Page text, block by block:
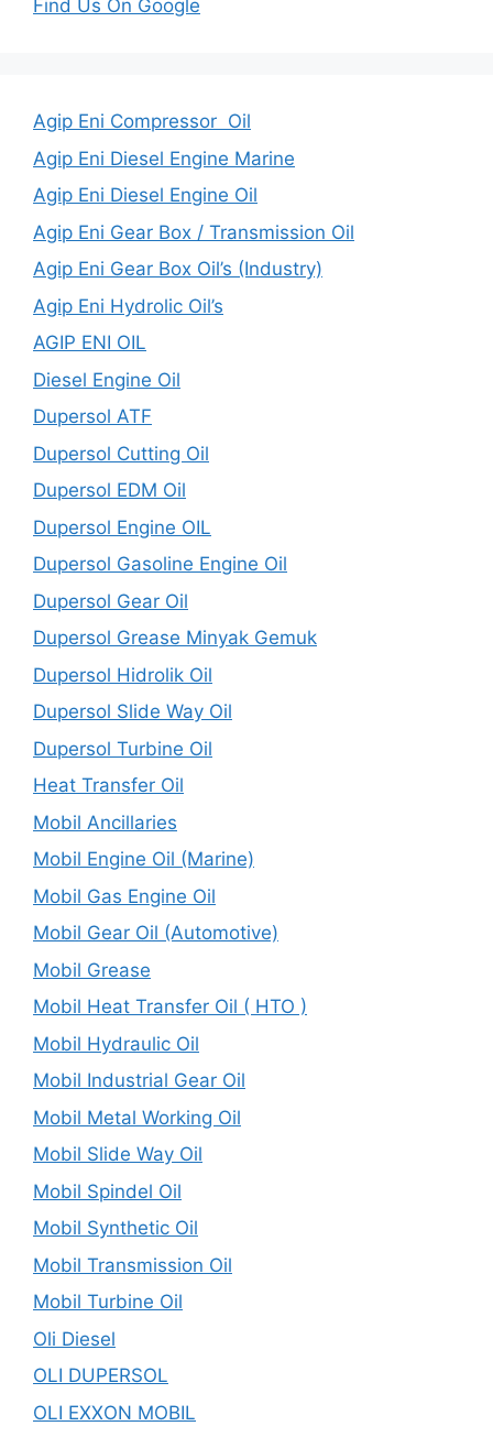
Find Us On Google
Agip Eni Compressor Oil
Agip Eni Diesel Engine Marine
Agip Eni Diesel Engine Oil
Agip Eni Gear Box / Transmission Oil
Agip Eni Gear Box Oil’s (Industry)
Agip Eni Hydrolic Oil’s
AGIP ENI OIL
Diesel Engine Oil
Dupersol ATF
Dupersol Cutting Oil
Dupersol EDM Oil
Dupersol Engine OIL
Dupersol Gasoline Engine Oil
Dupersol Gear Oil
Dupersol Grease Minyak Gemuk
Dupersol Hidrolik Oil
Dupersol Slide Way Oil
Dupersol Turbine Oil
Heat Transfer Oil
Mobil Ancillaries
Mobil Engine Oil (Marine)
Mobil Gas Engine Oil
Mobil Gear Oil (Automotive)
Mobil Grease
Mobil Heat Transfer Oil ( HTO )
Mobil Hydraulic Oil
Mobil Industrial Gear Oil
Mobil Metal Working Oil
Mobil Slide Way Oil
Mobil Spindel Oil
Mobil Synthetic Oil
Mobil Transmission Oil
Mobil Turbine Oil
Oli Diesel
OLI DUPERSOL
OLI EXXON MOBIL